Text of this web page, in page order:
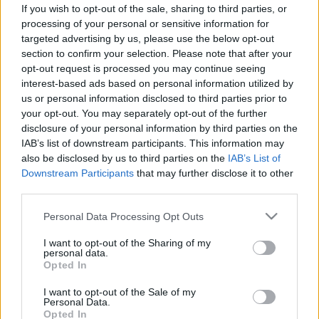
If you wish to opt-out of the sale, sharing to third parties, or
processing of your personal or sensitive information for
targeted advertising by us, please use the below opt-out
section to confirm your selection. Please note that after your
opt-out request is processed you may continue seeing
interest-based ads based on personal information utilized by
us or personal information disclosed to third parties prior to
your opt-out. You may separately opt-out of the further
disclosure of your personal information by third parties on the
IAB’s list of downstream participants. This information may
also be disclosed by us to third parties on the IAB’s List of
Downstream Participants that may further disclose it to other
Please note that this website/app uses one or more Google
not limited to your visit or usage behaviour. You may click to
grant or deny consent to Google and its third-party tags to
use your data for below specified purposes in below Google
consent section.
Personal Data Processing Opt Outs
I want to opt-out of the Sharing of my
personal data.
Opted In
I want to opt-out of the Sale of my
Personal Data.
Opted In
kardiológustól!